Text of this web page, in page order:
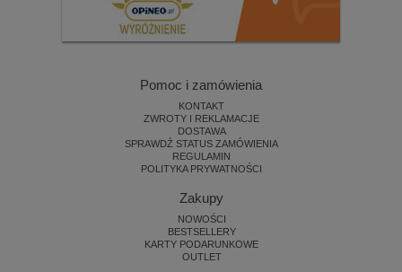
Pomoc i zamówienia
KONTAKT
ZWROTY I REKLAMACJE
DOSTAWA
SPRAWDŹ STATUS ZAMÓWIENIA
REGULAMIN
POLITYKA PRYWATNOŚCI
Zakupy
NOWOŚCI
BESTSELLERY
KARTY PODARUNKOWE
OUTLET